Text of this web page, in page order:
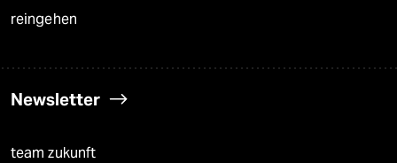
reingehen
Newsletter
team zukunft